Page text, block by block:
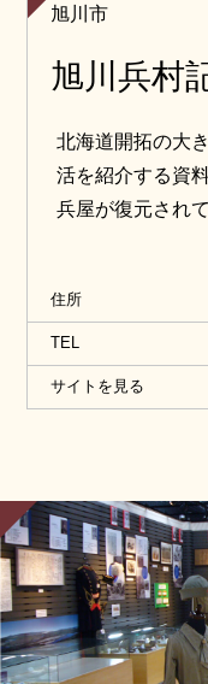
旭川市
旭川兵村
北海道開拓の大
活を紹介する資
兵屋が復元され
いた生活用品や
住所
TEL
サイトを見る